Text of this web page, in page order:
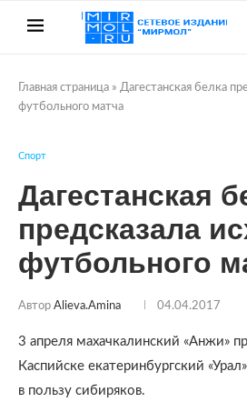
Главная страница » Дагестанская белка
футбольного матча
Спорт
Дагестанская
предсказала
футбольного
Автор Alieva.amina 04.04.2017
3 апреля махачкалинский «Анжи»
Каспийске екатеринбургский
в пользу сибиряков.